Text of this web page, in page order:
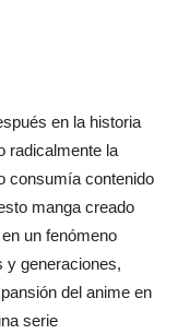
en la historia
radicalmente la
consumía contenido
manga creado
un fenómeno
y generaciones,
del anime en
serie